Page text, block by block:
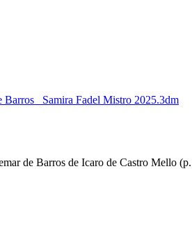
Samira Fadel Mistro 2025.3dm
de Barros de Icaro de Castro Mello